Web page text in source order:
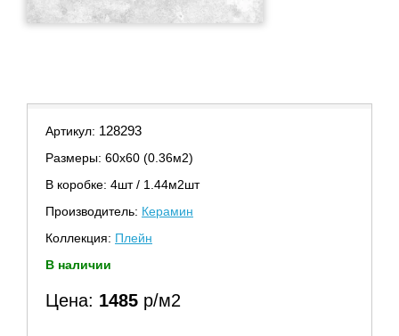
Артикул: 128293
Размеры: 60х60 (0.36м2)
В коробке: 4шт / 1.44м2шт
Производитель: Керамин
Коллекция: Плейн
В наличии
Цена: 1485 р/м2